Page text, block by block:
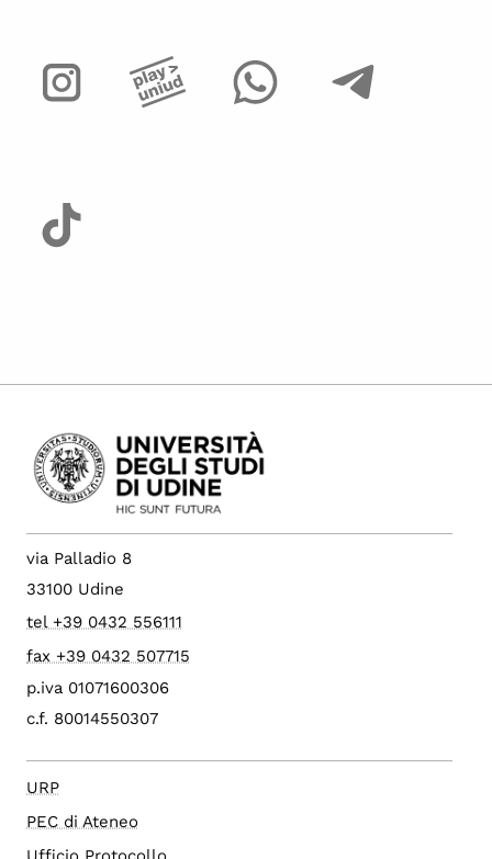
via Palladio 8
33100 Udine
tel +39 0432 556111
fax +39 0432 507715
p.iva 01071600306
c.f. 80014550307
URP
PEC di Ateneo